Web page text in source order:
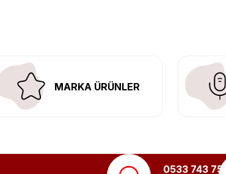
yapıyor, Türkiye’nin her yerine güvenli kargo
MARKA ÜRÜNLER
0533 743 75